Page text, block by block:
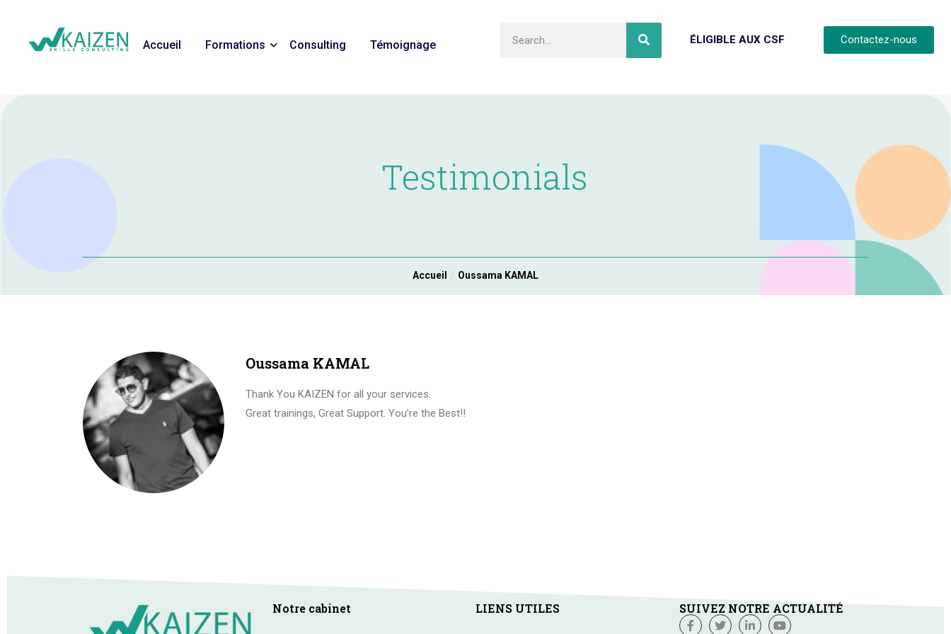
Accueil Formations Consulting Témoignage ÉLIGIBLE AUX CSF Contactez-nous
Testimonials
Accueil Oussama KAMAL
Oussama KAMAL
Thank You KAIZEN for all your services.
Great trainings, Great Support. You’re the Best!!
Notre cabinet LIENS UTILES SUIVEZ NOTRE ACTUALITÉ